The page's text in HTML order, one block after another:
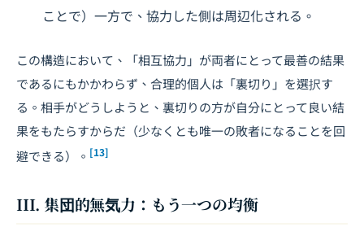
ことで）一方で、協力した側は周辺化される。
この構造において、「相互協力」が両者にとって最善の結果
であるにもかかわらず、合理的個人は「裏切り」を選択す
る。相手がどうしようと、裏切りの方が自分にとって良い結
果をもたらすからだ（少なくとも唯一の敗者になることを回
避できる）。 [13]
III. 集団的無気力：もう一つの均衡